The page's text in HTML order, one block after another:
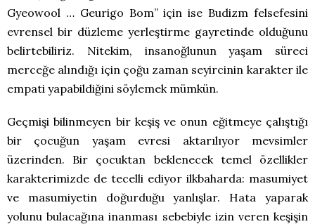
Gyeowool … Geurigo Bom” için ise Budizm felsefesini
evrensel bir düzleme yerleştirme gayretinde olduğunu
belirtebiliriz. Nitekim, insanoğlunun yaşam süreci
merceğe alındığı için çoğu zaman seyircinin karakter ile
empati yapabildiğini söylemek mümkün.
Geçmişi bilinmeyen bir keşiş ve onun eğitmeye çalıştığı
bir çocuğun yaşam evresi aktarılıyor mevsimler
üzerinden. Bir çocuktan beklenecek temel özellikler
karakterimizde de tecelli ediyor ilkbaharda: masumiyet
ve masumiyetin doğurduğu yanlışlar. Hata yaparak
yolunu bulacağına inanması sebebiyle izin veren keşişin